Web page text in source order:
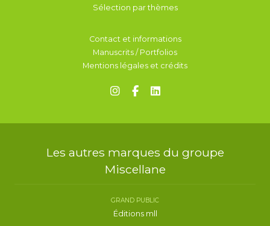
Sélection par thèmes
Contact et informations
Manuscrits / Portfolios
Mentions légales et crédits
Les autres marques du groupe
Miscellane
GRAND PUBLIC
Éditions mll